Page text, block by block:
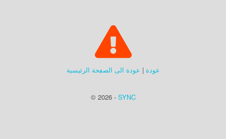
عودة | عودة الى الصفحة الرئيسية
© 2026 - SYNC